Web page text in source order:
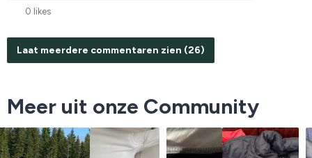
0 likes
Laat meerdere commentaren zien (26)
Meer uit onze Community